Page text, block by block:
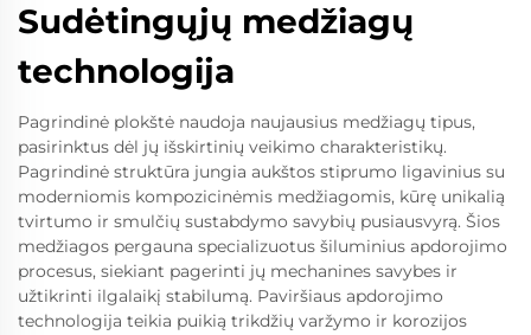
Sudėtingųjų medžiagų
technologija
Pagrindinė plokštė naudoja naujausius medžiagų tipus,
pasirinktus dėl jų išskirtinių veikimo charakteristikų.
Pagrindinė struktūra jungia aukštos stiprumo ligavinius su
moderniomis kompozicinėmis medžiagomis, kūrę unikalią
tvirtumo ir smulčių sustabdymo savybių pusiausvyrą. Šios
medžiagos pergauna specializuotus šiluminius apdorojimo
procesus, siekiant pagerinti jų mechanines savybes ir
užtikrinti ilgalaikį stabilumą. Paviršiaus apdorojimo
technologija teikia puikią trikdžių varžymo ir korozijos